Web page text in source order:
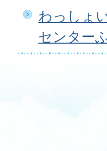
わっしょ
センター